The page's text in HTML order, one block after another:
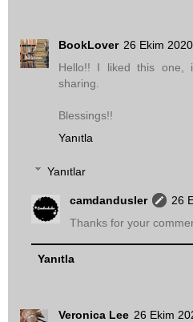
BookLover 26 Ekim
Hello!! I liked this one,
sharing.
Blessings!!
Yanıtla
Yanıtlar
camdandusler
26
Thanks for your
Yanıtla
Veronica Lee 26 Ekim